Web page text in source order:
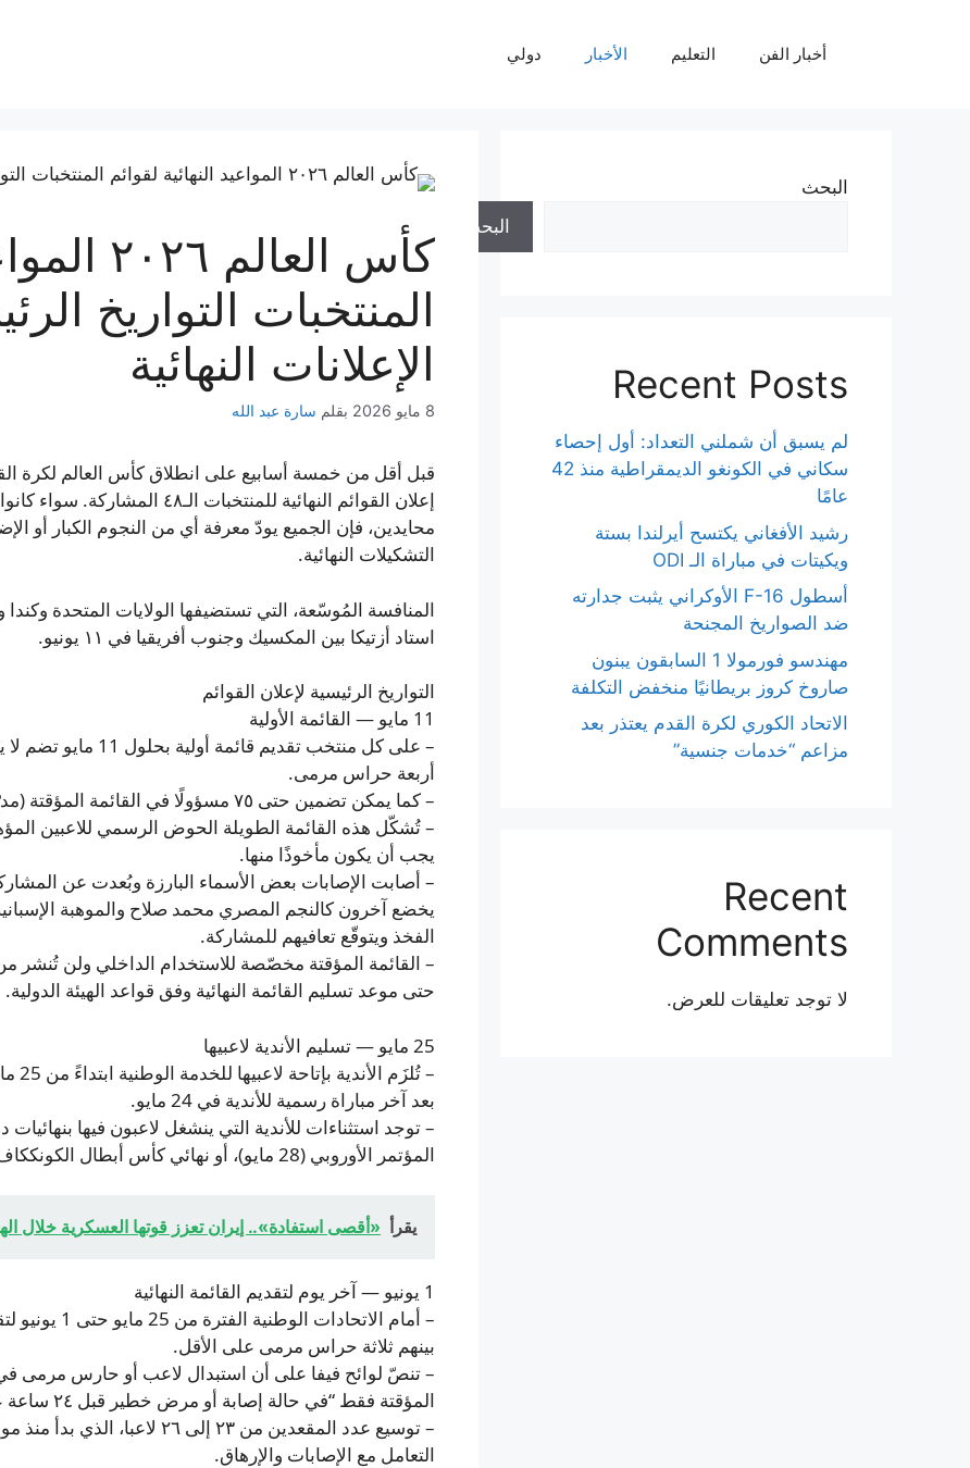
أخبار الفن التعليم الأخبار دولي
كأس
المنتخبات التواريخ
الإعلانات النهائية
8 مايو 2026 بقلم سارة عبد الله
قبل أقل من خمسة أسابيع على انطلاق كأس العالم لكرة
إعلان القوائم النهائية
محايدين، فإن الجميع يودّ معرفة أي من النجوم الكبار أو
التشكيلات النهائية.
المنافسة المُوسّعة، التي تستضيفها الولايات المتحدة
استاد أزتيكا بين المكسيك وجنوب أفريقيا في ١١ يونيو.
التواريخ الرئيسية لإعلان القوائم
11 مايو — القائمة الأولية
أربعة حراس مرمى.
– كما يمكن تضمين حتى ٧٥ مسؤولًا في القائمة المؤقتة (مدرّب، طبيب الفريق، مدير الفريق، وغيرهم).
– تُشكّل هذه القائمة الطويلة الحوض الرسمي للاعبين
يجب أن يكون مأخوذًا منها.
– أصابت الإصابات بعض الأسماء البارزة وبُعدت عن
يخضع آخرون كالنجم المصري محمد صلاح والموهبة
الفخذ ويتوقّع تعافيهم للمشاركة.
– القائمة المؤقتة مخصّصة للاستخدام الداخلي ولن تُنشر من
حتى موعد تسليم القائمة النهائية وفق قواعد الهيئة الدولية.
25 مايو — تسليم الأندية لاعبيها
–
بعد آخر مباراة رسمية للأندية في 24 مايو.
المؤتمر الأوروبي (28 مايو)، أو نهائي كأس أبطال الكونككاف (30 مايو)، وذلك رهناً بموافقة فيفا.
يقرأ «أقصى استفادة».. إيران تعزز قوتها العسكرية خلال
1 يونيو — آخر يوم لتقديم القائمة النهائية
بينهم ثلاثة حراس مرمى على الأقل.
– تنصّ لوائح فيفا على أن استبدال لاعب أو حارس مرمى في
المؤقتة فقط “في حالة إصابة أو مرض خطير قبل ٢٤ ساعة على الأقل من انطلاق المباراة الأولى للفريق”.
التعامل مع الإصابات والإرهاق.
البحث
البحث
Recent Posts
لم يسبق أن شملني التعداد: أول إحصاء
سكاني في الكونغو الديمقراطية منذ 42
عامًا
رشيد الأفغاني يكتسح أيرلندا بستة
ويكيتات في مباراة الـ ODI
أسطول F-16 الأوكراني يثبت جدارته
ضد الصواريخ المجنحة
مهندسو فورمولا 1 السابقون يبنون
صاروخ كروز بريطانيًا منخفض التكلفة
الاتحاد الكوري لكرة القدم يعتذر بعد
مزاعم “خدمات جنسية”
Recent
Comments
لا توجد تعليقات للعرض.